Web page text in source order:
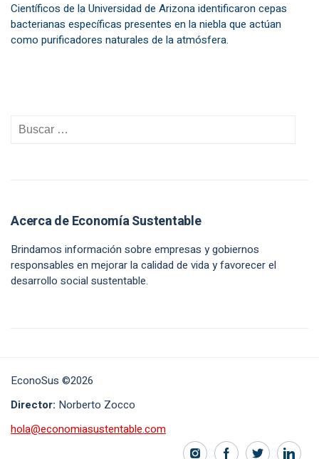
Científicos de la Universidad de Arizona identificaron cepas
bacterianas específicas presentes en la niebla que actúan
como purificadores naturales de la atmósfera.
Acerca de Economía Sustentable
Brindamos información sobre empresas y gobiernos
responsables en mejorar la calidad de vida y favorecer el
desarrollo social sustentable.
EconoSus ©2026
Director: Norberto Zocco
hola@economiasustentable.com